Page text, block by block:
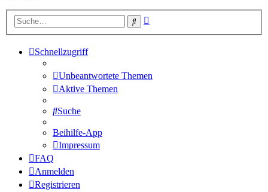
Suche
Schnellzugriff
Unbeantwortete Themen
Aktive Themen
Suche
Beihilfe-App
Impressum
FAQ
Anmelden
Registrieren